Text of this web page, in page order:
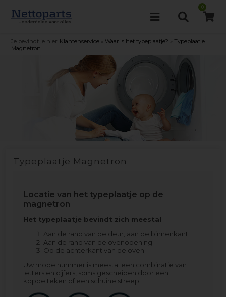
0
Je bevindt je hier: Klantenservice Waar is het typeplaatje?
Typeplaatje
Magnetron
Typeplaatje Magnetron
Locatie van het typeplaatje op de
magnetron
Het typeplaatje bevindt zich meestal
Aan de rand van de deur, aan de binnenkant
Aan de rand van de ovenopening
Op de achterkant van de oven
Uw modelnummer is meestal een combinatie van
letters en cijfers, soms gescheiden door een
koppelteken of een schuine streep.